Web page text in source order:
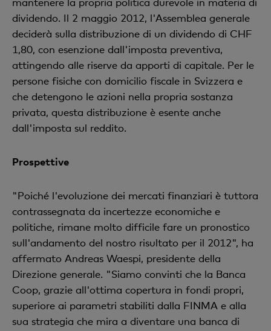
dividendo. Il 2 maggio 2012, l'Assemblea generale
deciderà sulla distribuzione di un dividendo di CHF
1,80, con esenzione dall'imposta preventiva,
attingendo alle riserve da apporti di capitale. Per le
persone fisiche con domicilio fiscale in Svizzera e
che detengono le azioni nella propria sostanza
privata, questa distribuzione è esente anche
dall'imposta sul reddito.
Prospettive
"Poiché l'evoluzione dei mercati finanziari è tuttora
contrassegnata da incertezze economiche e
politiche, rimane molto difficile fare un pronostico
sull'andamento del nostro risultato per il 2012", ha
affermato Andreas Waespi, presidente della
Direzione generale. "Siamo convinti che la Banca
Coop, grazie all'ottima copertura in fondi propri,
superiore ai parametri stabiliti dalla FINMA e alla
sua strategia che mira a diventare una banca di